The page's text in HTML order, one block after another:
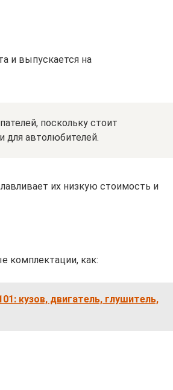
и выпускается на
поскольку стоит
для автолюбителей.
их низкую стоимость и
комплектации, как:
кузов, двигатель, глушитель,